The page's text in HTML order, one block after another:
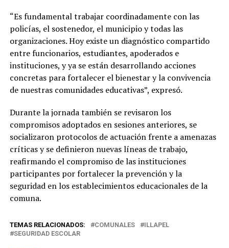
“Es fundamental trabajar coordinadamente con las
policías, el sostenedor, el municipio y todas las
organizaciones. Hoy existe un diagnóstico compartido
entre funcionarios, estudiantes, apoderados e
instituciones, y ya se están desarrollando acciones
concretas para fortalecer el bienestar y la convivencia
de nuestras comunidades educativas”, expresó.
Durante la jornada también se revisaron los
compromisos adoptados en sesiones anteriores, se
socializaron protocolos de actuación frente a amenazas
críticas y se definieron nuevas líneas de trabajo,
reafirmando el compromiso de las instituciones
participantes por fortalecer la prevención y la
seguridad en los establecimientos educacionales de la
comuna.
TEMAS RELACIONADOS: COMUNALES
ILLAPEL
SEGURIDAD ESCOLAR